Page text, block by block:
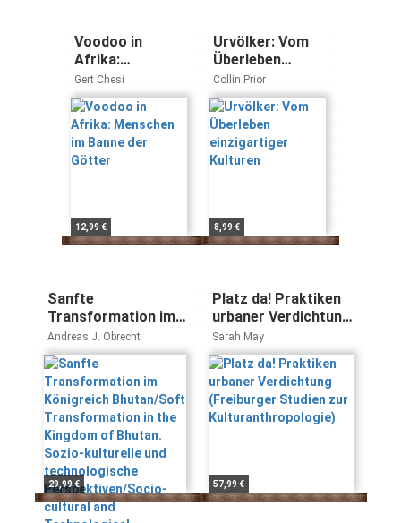
Voodoo in
Afrika:
Menschen im
Banne der
Götter
Gert Chesi
12,99 €
Urvölker: Vom
Überleben
einzigartiger
Kulturen
Collin Prior
8,99 €
Sanfte
Transformation im
Königreich
Bhutan/Soft
Transformation in
the Kingdom of
Bhutan. Sozio-
kulturelle und
technologische
Perspektiven/Socio-
cultural and
Technological
Perspectives
Andreas J. Obrecht
29,99 €
Platz da! Praktiken
urbaner Verdichtung
(Freiburger Studien
zur
Kulturanthropologie)
Sarah May
57,99 €